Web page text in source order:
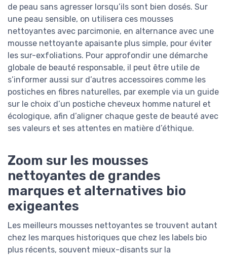
de peau sans agresser lorsqu’ils sont bien dosés. Sur
une peau sensible, on utilisera ces mousses
nettoyantes avec parcimonie, en alternance avec une
mousse nettoyante apaisante plus simple, pour éviter
les sur-exfoliations. Pour approfondir une démarche
globale de beauté responsable, il peut être utile de
s’informer aussi sur d’autres accessoires comme les
postiches en fibres naturelles, par exemple via un guide
sur le choix d’un postiche cheveux homme naturel et
écologique, afin d’aligner chaque geste de beauté avec
ses valeurs et ses attentes en matière d’éthique.
Zoom sur les mousses
nettoyantes de grandes
marques et alternatives bio
exigeantes
Les meilleurs mousses nettoyantes se trouvent autant
chez les marques historiques que chez les labels bio
plus récents, souvent mieux-disants sur la